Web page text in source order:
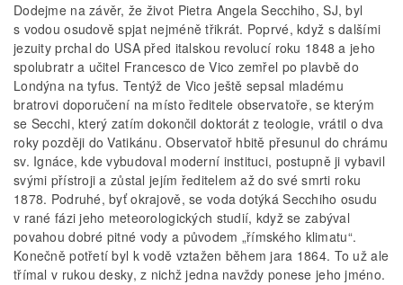
Dodejme na závěr, že život Pietra Angela Secchiho, SJ, byl
s vodou osudově spjat nejméně třikrát. Poprvé, když s dalšími
jezuity prchal do USA před italskou revolucí roku 1848 a jeho
spolubratr a učitel Francesco de Vico zemřel po plavbě do
Londýna na tyfus. Tentýž de Vico ještě sepsal mladému
bratrovi doporučení na místo ředitele observatoře, se kterým
se Secchi, který zatím dokončil doktorát z teologie, vrátil o dva
roky později do Vatikánu. Observatoř hbitě přesunul do chrámu
sv. Ignáce, kde vybudoval moderní instituci, postupně ji vybavil
svými přístroji a zůstal jejím ředitelem až do své smrti roku
1878. Podruhé, byť okrajově, se voda dotýká Secchiho osudu
v rané fázi jeho meteorologických studií, když se zabýval
povahou dobré pitné vody a původem „římského klimatu“.
Konečně potřetí byl k vodě vztažen během jara 1864. To už ale
třímal v rukou desky, z nichž jedna navždy ponese jeho jméno.